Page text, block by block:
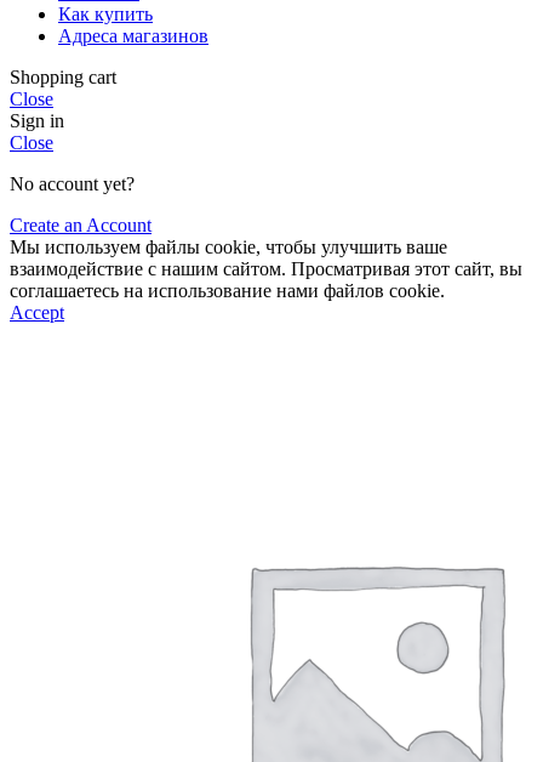
Как купить
Адреса магазинов
Shopping cart
Close
Sign in
Close
No account yet?
Create an Account
Мы используем файлы cookie, чтобы улучшить ваше
взаимодействие с нашим сайтом. Просматривая этот сайт, вы
соглашаетесь на использование нами файлов cookie.
Accept